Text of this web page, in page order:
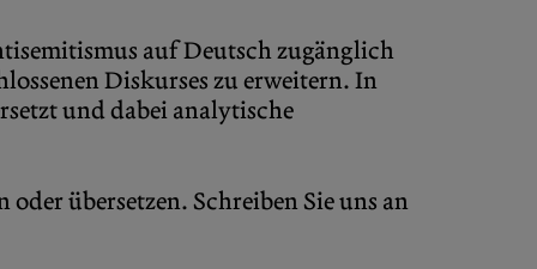
auf Deutsch zugänglich
Diskurses zu erweitern. In
und dabei analytische
übersetzen. Schreiben Sie uns an